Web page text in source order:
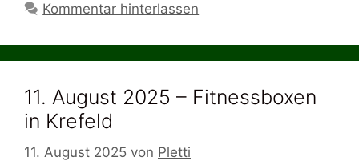
Kommentar hinterlassen
11. August 2025 – Fitnessboxen
in Krefeld
11. August 2025 von Pletti